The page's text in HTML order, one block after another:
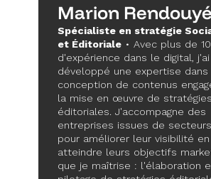
Marion Rendouyé
Spécialiste en stratégie
et Éditoriale• Avec plus de
d'expérience dans le digital, j'ai
développé une expertise dans
conception de contenus
la mise en œuvre de stratégies
éditoriales. J'accompagne des
entreprises issues de
pour améliorer leur visibilité
atteindre leurs objectifs
que je maîtrise : l'élaboration